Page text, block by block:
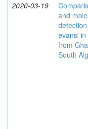
2020-03-19
and
evansi
from
South